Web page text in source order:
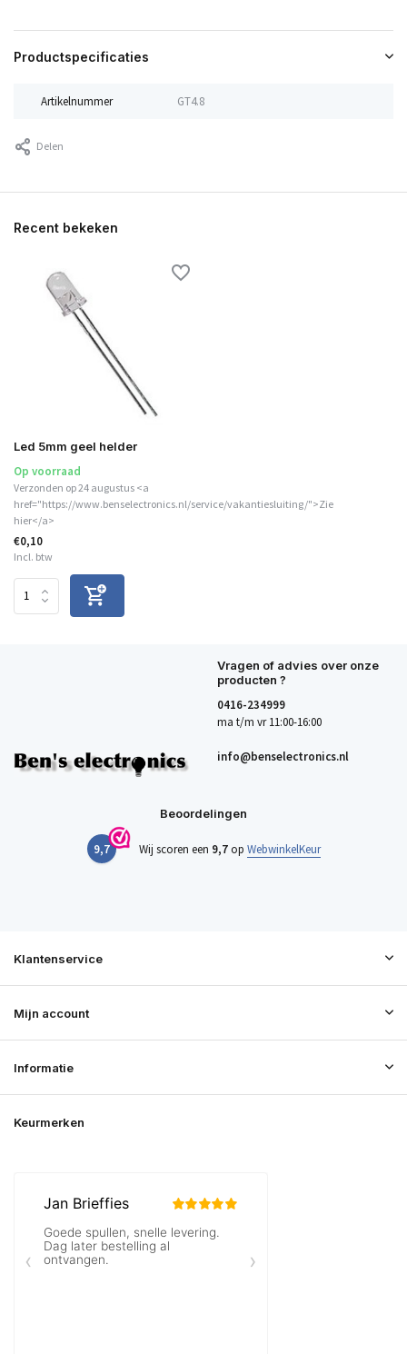
Productspecificaties
Artikelnummer GT4.8
Delen
Recent bekeken
Led 5mm geel helder
Op voorraad
Verzonden op 24 augustus <a
href="https://www.benselectronics.nl/service/vakantiesluiting/">Zie
hier</a>
€0,10
Incl. btw
Vragen of advies over onze
producten ?
0416-234999
ma t/m vr 11:00-16:00
info@benselectronics.nl
Beoordelingen
9,7 Wij scoren een 9,7op WebwinkelKeur
Klantenservice
Mijn account
Informatie
Keurmerken